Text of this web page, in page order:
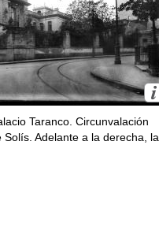
Taranco. Circunvalación
Solís. Adelante a la derecha, la